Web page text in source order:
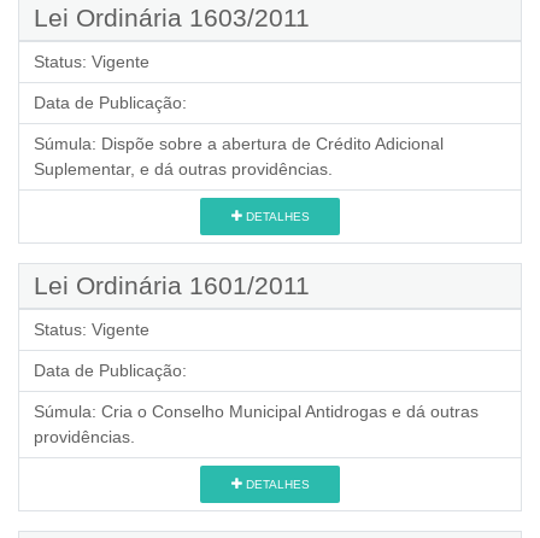
Lei Ordinária 1603/2011
Status: Vigente
Data de Publicação:
Súmula: Dispõe sobre a abertura de Crédito Adicional
Suplementar, e dá outras providências.
DETALHES
Lei Ordinária 1601/2011
Status: Vigente
Data de Publicação:
Súmula: Cria o Conselho Municipal Antidrogas e dá outras
providências.
DETALHES